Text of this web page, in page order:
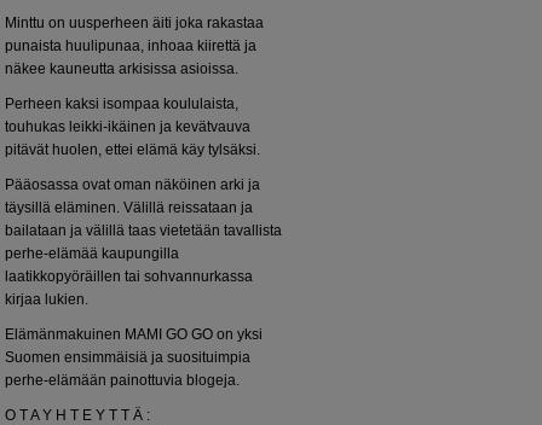
Minttu on uusperheen äiti joka rakastaa
punaista huulipunaa, inhoaa kiirettä ja
näkee kauneutta arkisissa asioissa.
Perheen kaksi isompaa koululaista,
touhukas leikki-ikäinen ja kevätvauva
pitävät huolen, ettei elämä käy tylsäksi.
Pääosassa ovat oman näköinen arki ja
täysillä eläminen. Välillä reissataan ja
bailataan ja välillä taas vietetään tavallista
perhe-elämää kaupungilla
laatikkopyöräillen tai sohvannurkassa
kirjaa lukien.
Elämänmakuinen MAMI GO GO on yksi
Suomen ensimmäisiä ja suosituimpia
perhe-elämään painottuvia blogeja.
O T A Y H T E Y T T Ä :